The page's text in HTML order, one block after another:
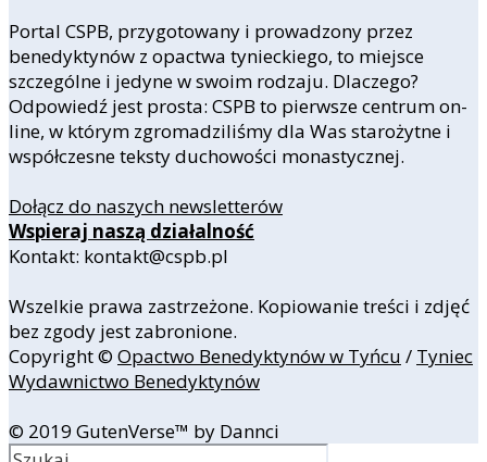
Portal CSPB, przygotowany i prowadzony przez
benedyktynów z opactwa tynieckiego, to miejsce
szczególne i jedyne w swoim rodzaju. Dlaczego?
Odpowiedź jest prosta: CSPB to pierwsze centrum on-
line, w którym zgromadziliśmy dla Was starożytne i
współczesne teksty duchowości monastycznej.
Dołącz do naszych newsletterów
Wspieraj naszą działalność
Kontakt: kontakt@cspb.pl
Wszelkie prawa zastrzeżone. Kopiowanie treści i zdjęć
bez zgody jest zabronione.
Copyright © Opactwo Benedyktynów w Tyńcu / Tyniec
Wydawnictwo Benedyktynów
© 2019 GutenVerse™ by Dannci